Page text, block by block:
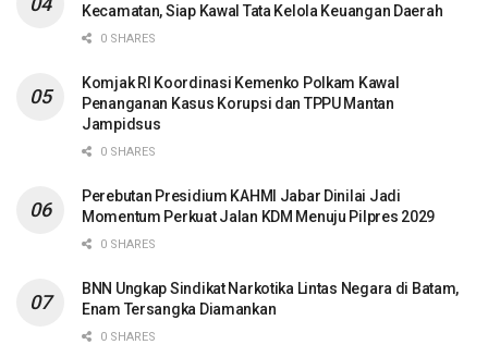
Kecamatan, Siap Kawal Tata Kelola Keuangan Daerah
0 SHARES
Komjak RI Koordinasi Kemenko Polkam Kawal
Penanganan Kasus Korupsi dan TPPU Mantan
Jampidsus
0 SHARES
Perebutan Presidium KAHMI Jabar Dinilai Jadi
Momentum Perkuat Jalan KDM Menuju Pilpres 2029
0 SHARES
BNN Ungkap Sindikat Narkotika Lintas Negara di Batam,
Enam Tersangka Diamankan
0 SHARES